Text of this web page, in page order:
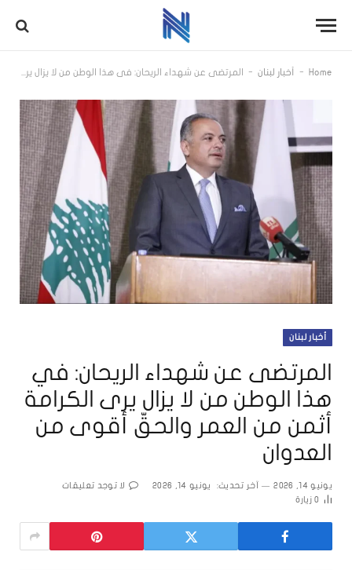
Home
- أخبار لبنان - المرتضى عن شهداء الريحان: في هذا الوطن من لا يزال يرى الكرامة أثمن من العمر والحقّ أقوى من العدوان
أخبار لبنان
المرتضى عن شهداء الريحان: في
هذا الوطن من لا يزال يرى الكرامة
أثمن من العمر والحقّ أقوى من
العدوان
يونيو 14, 2026 آخر تحديث: يونيو 14, 2026
لا توجد تعليقات
0 زيارة